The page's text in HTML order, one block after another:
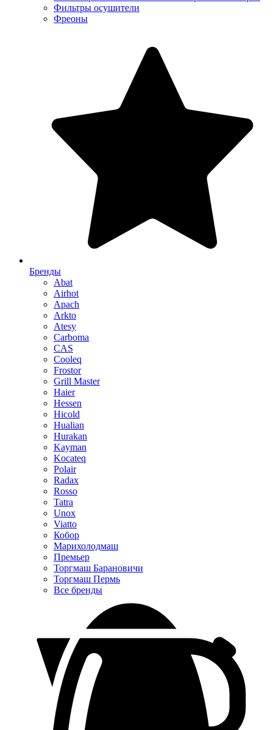
Фильтры осушители
Фреоны
Бренды
Abat
Airhot
Apach
Arkto
Atesy
Carboma
CAS
Cooleq
Frostor
Grill Master
Haier
Hessen
Hicold
Hualian
Hurakan
Kayman
Kocateq
Polair
Radax
Rosso
Tatra
Unox
Viatto
Кобор
Марихолодмаш
Премьер
Торгмаш Барановичи
Торгмаш Пермь
Все бренды